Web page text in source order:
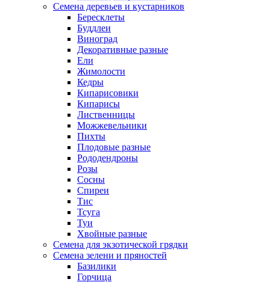
Семена деревьев и кустарников
Бересклеты
Буддлеи
Виноград
Декоративные разные
Ели
Жимолости
Кедры
Кипарисовики
Кипарисы
Лиственницы
Можжевельники
Пихты
Плодовые разные
Рододендроны
Розы
Сосны
Спиреи
Тис
Тсуга
Туи
Хвойные разные
Семена для экзотической грядки
Семена зелени и пряностей
Базилики
Горчица